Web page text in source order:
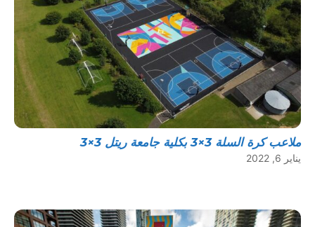
ملاعب كرة السلة 3×3 بكلية جامعة ريتل 3×3
يناير 6, 2022